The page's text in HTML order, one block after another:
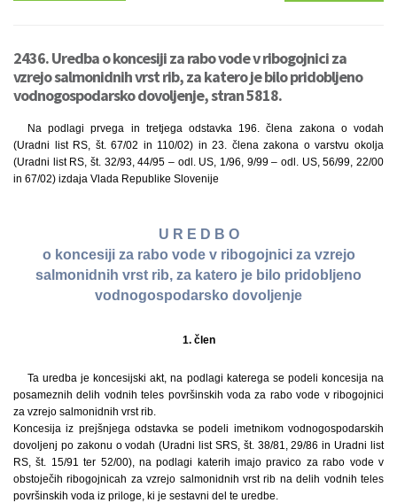
2436. Uredba o koncesiji za rabo vode v ribogojnici za
vzrejo salmonidnih vrst rib, za katero je bilo pridobljeno
vodnogospodarsko dovoljenje, stran 5818.
Na podlagi prvega in tretjega odstavka 196. člena zakona o vodah
(Uradni list RS, št. 67/02 in 110/02) in 23. člena zakona o varstvu okolja
(Uradni list RS, št. 32/93, 44/95 – odl. US, 1/96, 9/99 – odl. US, 56/99, 22/00
in 67/02) izdaja Vlada Republike Slovenije
U R E D B O
o koncesiji za rabo vode v ribogojnici za vzrejo
salmonidnih vrst rib, za katero je bilo pridobljeno
vodnogospodarsko dovoljenje
1. člen
Ta uredba je koncesijski akt, na podlagi katerega se podeli koncesija na
posameznih delih vodnih teles površinskih voda za rabo vode v ribogojnici
za vzrejo salmonidnih vrst rib.
Koncesija iz prejšnjega odstavka se podeli imetnikom vodnogospodarskih
dovoljenj po zakonu o vodah (Uradni list SRS, št. 38/81, 29/86 in Uradni list
RS, št. 15/91 ter 52/00), na podlagi katerih imajo pravico za rabo vode v
obstoječih ribogojnicah za vzrejo salmonidnih vrst rib na delih vodnih teles
površinskih voda iz priloge, ki je sestavni del te uredbe.